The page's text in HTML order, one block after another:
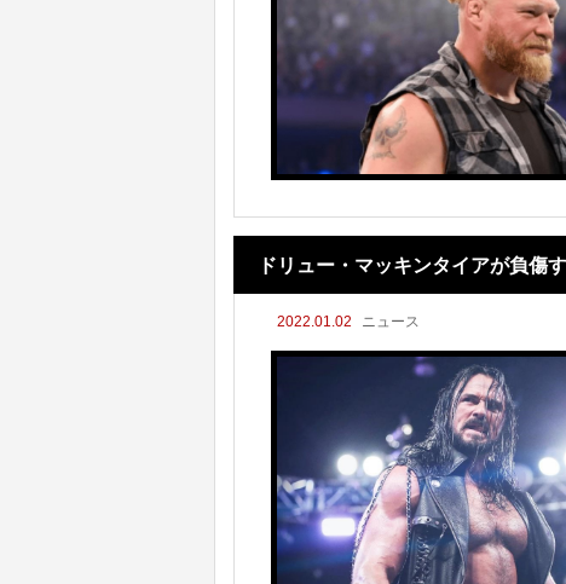
ドリュー・マッキンタイアが負傷
2022.01.02 ニュース